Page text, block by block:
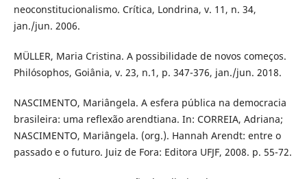
neoconstitucionalismo. Crítica, Londrina, v. 11, n. 34,
jan./jun. 2006.
MÜLLER, Maria Cristina. A possibilidade de novos começos.
Philósophos, Goiânia, v. 23, n.1, p. 347-376, jan./jun. 2018.
NASCIMENTO, Mariângela. A esfera pública na democracia
brasileira: uma reflexão arendtiana. In: CORREIA, Adriana;
NASCIMENTO, Mariângela. (org.). Hannah Arendt: entre o
passado e o futuro. Juiz de Fora: Editora UFJF, 2008. p. 55-72.